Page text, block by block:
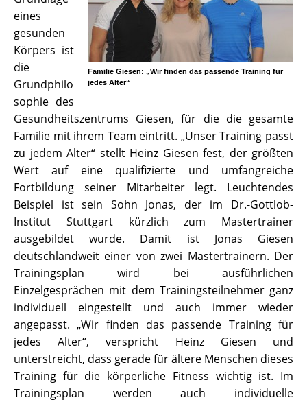
Familie Giesen: „Wir finden das passende Training für
jedes Alter“
eines
gesunden
Körpers ist
die
Grundphilo
sophie des
Gesundheitszentrums Giesen, für die die gesamte
Familie mit ihrem Team eintritt. „Unser Training passt
zu jedem Alter“ stellt Heinz Giesen fest, der größten
Wert auf eine qualifizierte und umfangreiche
Fortbildung seiner Mitarbeiter legt. Leuchtendes
Beispiel ist sein Sohn Jonas, der im Dr.-Gottlob-
Institut Stuttgart kürzlich zum Mastertrainer
ausgebildet wurde. Damit ist Jonas Giesen
deutschlandweit einer von zwei Mastertrainern. Der
Trainingsplan wird bei ausführlichen
Einzelgesprächen mit dem Trainingsteilnehmer ganz
individuell eingestellt und auch immer wieder
angepasst. „Wir finden das passende Training für
jedes Alter“, verspricht Heinz Giesen und
unterstreicht, dass gerade für ältere Menschen dieses
Training für die körperliche Fitness wichtig ist. Im
Trainingsplan werden auch individuelle